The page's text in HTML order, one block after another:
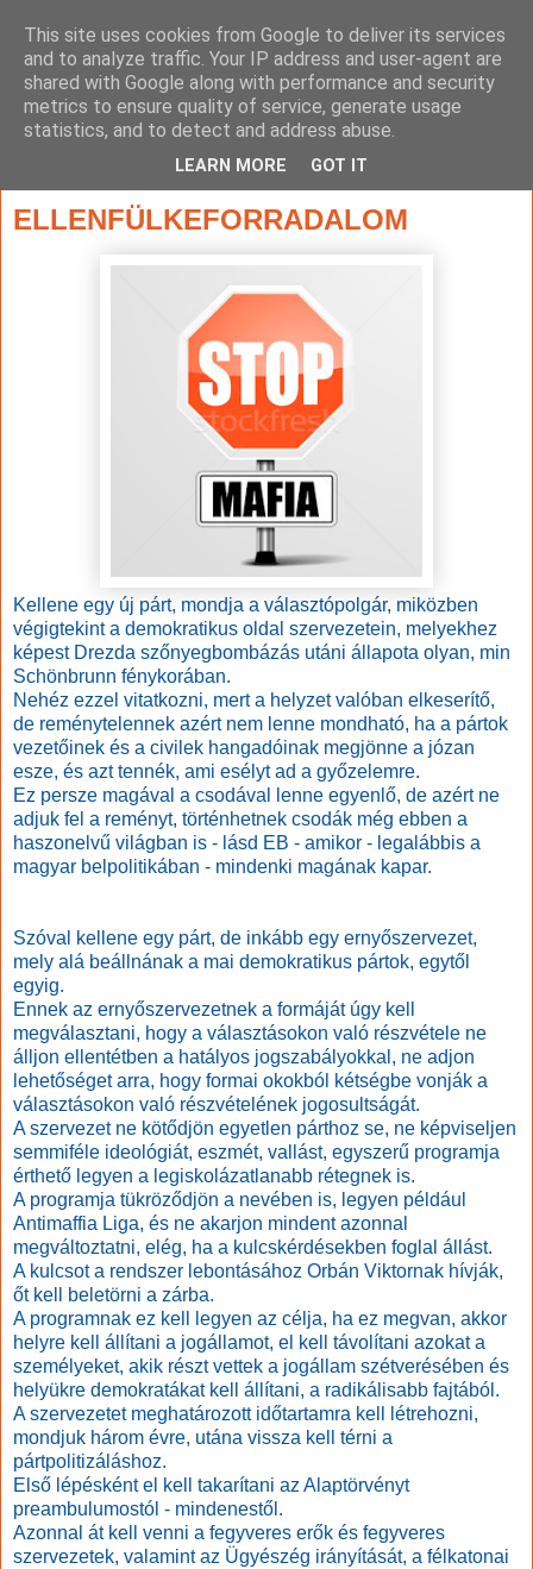
ELLENFÜLKEFORRADALOM
Kellene egy új párt, mondja a választópolgár, miközben
végigtekint a demokratikus oldal szervezetein, melyekhez
képest Drezda szőnyegbombázás utáni állapota olyan, min
Schönbrunn fénykorában.
Nehéz ezzel vitatkozni, mert a helyzet valóban elkeserítő,
de reménytelennek azért nem lenne mondható, ha a pártok
vezetőinek és a civilek hangadóinak megjönne a józan
esze, és azt tennék, ami esélyt ad a győzelemre.
Ez persze magával a csodával lenne egyenlő, de azért ne
adjuk fel a reményt, történhetnek csodák még ebben a
haszonelvű világban is - lásd EB - amikor - legalábbis a
magyar belpolitikában - mindenki magának kapar.
Szóval kellene egy párt, de inkább egy ernyőszervezet,
mely alá beállnának a mai demokratikus pártok, egytől
egyig.
Ennek az ernyőszervezetnek a formáját úgy kell
megválasztani, hogy a választásokon való részvétele ne
álljon ellentétben a hatályos jogszabályokkal, ne adjon
lehetőséget arra, hogy formai okokból kétségbe vonják a
választásokon való részvételének jogosultságát.
A szervezet ne kötődjön egyetlen párthoz se, ne képviseljen
semmiféle ideológiát, eszmét, vallást, egyszerű programja
érthető legyen a legiskolázatlanabb rétegnek is.
A programja tükröződjön a nevében is, legyen például
Antimaffia Liga, és ne akarjon mindent azonnal
megváltoztatni, elég, ha a kulcskérdésekben foglal állást.
A kulcsot a rendszer lebontásához Orbán Viktornak hívják,
őt kell beletörni a zárba.
A programnak ez kell legyen az célja, ha ez megvan, akkor
helyre kell állítani a jogállamot, el kell távolítani azokat a
személyeket, akik részt vettek a jogállam szétverésében és
helyükre demokratákat kell állítani, a radikálisabb fajtából.
A szervezetet meghatározott időtartamra kell létrehozni,
mondjuk három évre, utána vissza kell térni a
pártpolitizáláshoz.
Első lépésként el kell takarítani az Alaptörvényt
preambulumostól - mindenestől.
Azonnal át kell venni a fegyveres erők és fegyveres
szervezetek, valamint az Ügyészég irányítását, a félkatonai
This site uses cookies from Google to deliver its services
and to analyze traffic. Your IP address and user-agent are
shared with Google along with performance and security
metrics to ensure quality of service, generate usage
statistics, and to detect and address abuse.
LEARN MORE GOT IT